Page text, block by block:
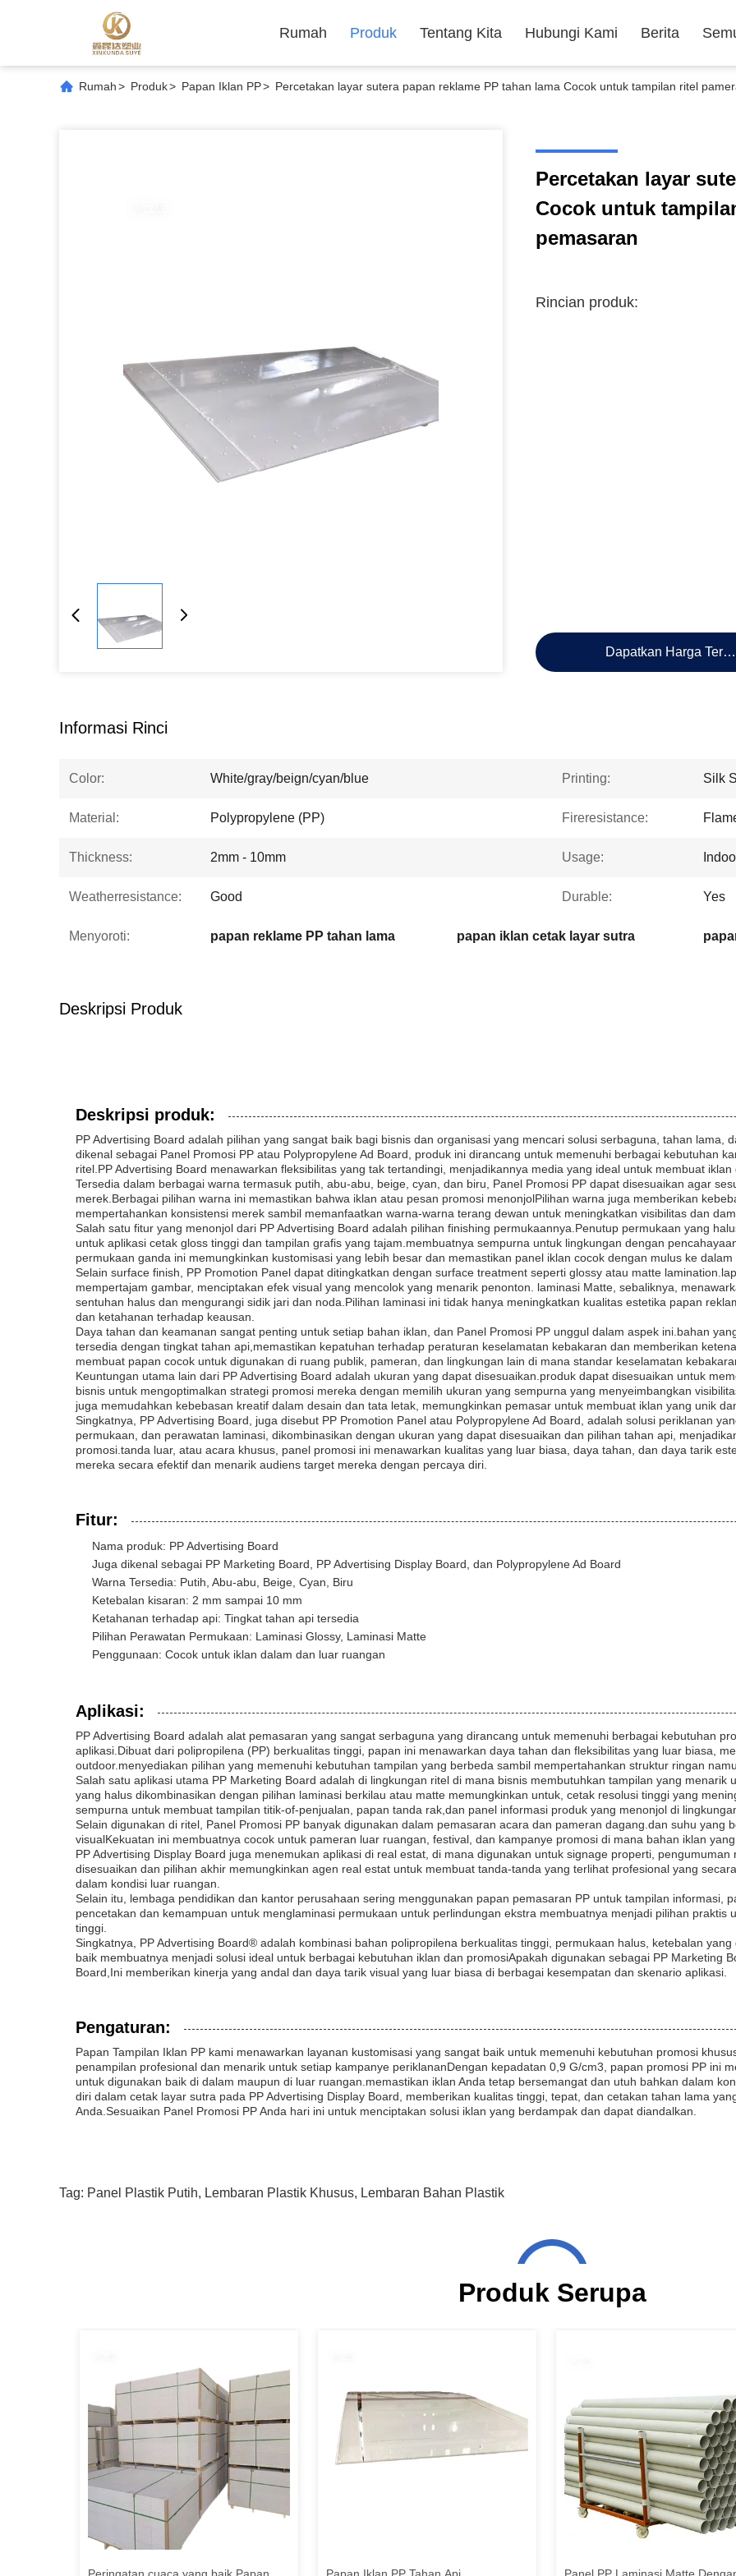
Rumah Produk Tentang Kita Hubungi Kami Berita
Rumah> Produk> Papan Iklan PP> Percetakan layar sutera papan reklame PP tahan lama Cocok untuk tampilan ritel
Percetakan layar
Cocok untuk
pemasaran
Rincian produk:
Dapatkan Harga
Informasi Rinci
Color: White/gray/beign/cyan/blue Printing: Silk
Material: Polypropylene (PP) Fireresistance:
Thickness: 2mm - 10mm Usage:
Weatherresistance: Good Durable: Yes
Menyoroti: papan reklame PP tahan lama papan iklan cetak layar sutra
Deskripsi Produk
Deskripsi produk:
PP Advertising Board adalah pilihan yang sangat baik bagi bisnis dan organisasi yang mencari solusi serbaguna, tahan lama,
dikenal sebagai Panel Promosi PP atau Polypropylene Ad Board, produk ini dirancang untuk memenuhi berbagai kebutuhan
ritel.PP Advertising Board menawarkan fleksibilitas yang tak tertandingi, menjadikannya media yang ideal untuk membuat
Tersedia dalam berbagai warna termasuk putih, abu-abu, beige, cyan, dan biru, Panel Promosi PP dapat disesuaikan agar
merek.Berbagai pilihan warna ini memastikan bahwa iklan atau pesan promosi menonjolPilihan warna juga memberikan
mempertahankan konsistensi merek sambil memanfaatkan warna-warna terang dewan untuk meningkatkan visibilitas dan
Salah satu fitur yang menonjol dari PP Advertising Board adalah pilihan finishing permukaannya.Penutup permukaan yang
untuk aplikasi cetak gloss tinggi dan tampilan grafis yang tajam.membuatnya sempurna untuk lingkungan dengan
permukaan ganda ini memungkinkan kustomisasi yang lebih besar dan memastikan panel iklan cocok dengan mulus ke dalam
Selain surface finish, PP Promotion Panel dapat ditingkatkan dengan surface treatment seperti glossy atau matte
mempertajam gambar, menciptakan efek visual yang mencolok yang menarik penonton. laminasi Matte, sebaliknya,
sentuhan halus dan mengurangi sidik jari dan noda.Pilihan laminasi ini tidak hanya meningkatkan kualitas estetika papan
dan ketahanan terhadap keausan.
Daya tahan dan keamanan sangat penting untuk setiap bahan iklan, dan Panel Promosi PP unggul dalam aspek ini.bahan
tersedia dengan tingkat tahan api,memastikan kepatuhan terhadap peraturan keselamatan kebakaran dan memberikan
membuat papan cocok untuk digunakan di ruang publik, pameran, dan lingkungan lain di mana standar keselamatan
Keuntungan utama lain dari PP Advertising Board adalah ukuran yang dapat disesuaikan.produk dapat disesuaikan untuk
bisnis untuk mengoptimalkan strategi promosi mereka dengan memilih ukuran yang sempurna yang menyeimbangkan
juga memudahkan kebebasan kreatif dalam desain dan tata letak, memungkinkan pemasar untuk membuat iklan yang unik
Singkatnya, PP Advertising Board, juga disebut PP Promotion Panel atau Polypropylene Ad Board, adalah solusi periklanan
permukaan, dan perawatan laminasi, dikombinasikan dengan ukuran yang dapat disesuaikan dan pilihan tahan api,
promosi.tanda luar, atau acara khusus, panel promosi ini menawarkan kualitas yang luar biasa, daya tahan, dan daya tarik
mereka secara efektif dan menarik audiens target mereka dengan percaya diri.
Fitur:
Nama produk: PP Advertising Board
Juga dikenal sebagai PP Marketing Board, PP Advertising Display Board, dan Polypropylene Ad Board
Warna Tersedia: Putih, Abu-abu, Beige, Cyan, Biru
Ketebalan kisaran: 2 mm sampai 10 mm
Ketahanan terhadap api: Tingkat tahan api tersedia
Pilihan Perawatan Permukaan: Laminasi Glossy, Laminasi Matte
Penggunaan: Cocok untuk iklan dalam dan luar ruangan
Aplikasi:
PP Advertising Board adalah alat pemasaran yang sangat serbaguna yang dirancang untuk memenuhi berbagai kebutuhan
aplikasi.Dibuat dari polipropilena (PP) berkualitas tinggi, papan ini menawarkan daya tahan dan fleksibilitas yang luar biasa,
outdoor.menyediakan pilihan yang memenuhi kebutuhan tampilan yang berbeda sambil mempertahankan struktur ringan
Salah satu aplikasi utama PP Marketing Board adalah di lingkungan ritel di mana bisnis membutuhkan tampilan yang
yang halus dikombinasikan dengan pilihan laminasi berkilau atau matte memungkinkan untuk, cetak resolusi tinggi yang
sempurna untuk membuat tampilan titik-of-penjualan, papan tanda rak,dan panel informasi produk yang menonjol di
Selain digunakan di ritel, Panel Promosi PP banyak digunakan dalam pemasaran acara dan pameran dagang.dan suhu yang
visualKekuatan ini membuatnya cocok untuk pameran luar ruangan, festival, dan kampanye promosi di mana bahan iklan
PP Advertising Display Board juga menemukan aplikasi di real estat, di mana digunakan untuk signage properti,
disesuaikan dan pilihan akhir memungkinkan agen real estat untuk membuat tanda-tanda yang terlihat profesional yang
dalam kondisi luar ruangan.
Selain itu, lembaga pendidikan dan kantor perusahaan sering menggunakan papan pemasaran PP untuk tampilan informasi,
pencetakan dan kemampuan untuk menglaminasi permukaan untuk perlindungan ekstra membuatnya menjadi pilihan
tinggi.
Singkatnya, PP Advertising Board® adalah kombinasi bahan polipropilena berkualitas tinggi, permukaan halus, ketebalan
baik membuatnya menjadi solusi ideal untuk berbagai kebutuhan iklan dan promosiApakah digunakan sebagai PP Marketing
Board,Ini memberikan kinerja yang andal dan daya tarik visual yang luar biasa di berbagai kesempatan dan skenario aplikasi.
Pengaturan:
Papan Tampilan Iklan PP kami menawarkan layanan kustomisasi yang sangat baik untuk memenuhi kebutuhan promosi
penampilan profesional dan menarik untuk setiap kampanye periklananDengan kepadatan 0,9 G/cm3, papan promosi PP ini
untuk digunakan baik di dalam maupun di luar ruangan.memastikan iklan Anda tetap bersemangat dan utuh bahkan dalam
diri dalam cetak layar sutra pada PP Advertising Display Board, memberikan kualitas tinggi, tepat, dan cetakan tahan lama
Anda.Sesuaikan Panel Promosi PP Anda hari ini untuk menciptakan solusi iklan yang berdampak dan dapat diandalkan.
Tag: Panel Plastik Putih, Lembaran Plastik Khusus, Lembaran Bahan Plastik
Produk Serupa